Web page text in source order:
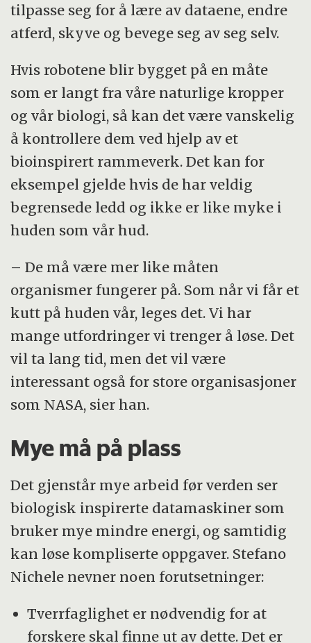
tilpasse seg for å lære av dataene, endre
atferd, skyve og bevege seg av seg selv.
Hvis robotene blir bygget på en måte
som er langt fra våre naturlige kropper
og vår biologi, så kan det være vanskelig
å kontrollere dem ved hjelp av et
bioinspirert rammeverk. Det kan for
eksempel gjelde hvis de har veldig
begrensede ledd og ikke er like myke i
huden som vår hud.
– De må være mer like måten
organismer fungerer på. Som når vi får et
kutt på huden vår, leges det. Vi har
mange utfordringer vi trenger å løse. Det
vil ta lang tid, men det vil være
interessant også for store organisasjoner
som NASA, sier han.
Mye må på plass
Det gjenstår mye arbeid før verden ser
biologisk inspirerte datamaskiner som
bruker mye mindre energi, og samtidig
kan løse kompliserte oppgaver. Stefano
Nichele nevner noen forutsetninger:
Tverrfaglighet er nødvendig for at
forskere skal finne ut av dette. Det er